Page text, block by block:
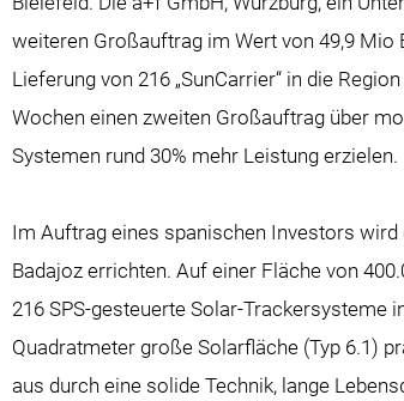
weiteren Großauftrag im Wert von 49,9 Mio
Lieferung von 216 „SunCarrier“ in die
Wochen einen zweiten Großauftrag über
Systemen rund 30% mehr Leistung erzielen.
Im Auftrag eines spanischen Investors
Badajoz errichten. Auf einer Fläche von
216 SPS-gesteuerte Solar-Trackersysteme
Quadratmeter große Solarfläche (Typ 6.1)
aus durch eine solide Technik, lange